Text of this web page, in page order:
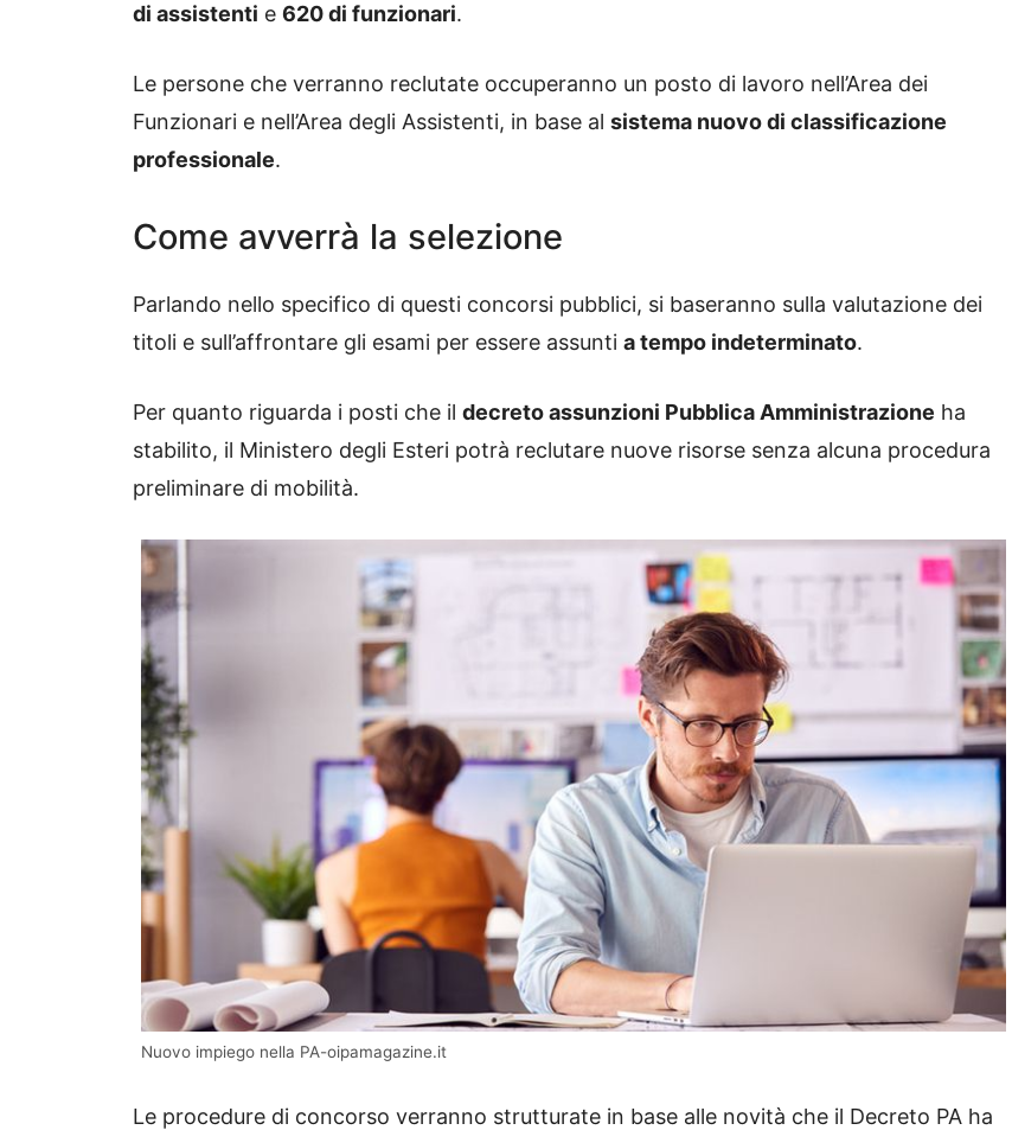
di assistenti e 620 di funzionari.
Le persone che verranno reclutate occuperanno un posto di lavoro nell’Area dei
Funzionari e nell’Area degli Assistenti, in base al sistema nuovo di classificazione
professionale.
Come avverrà la selezione
Parlando nello specifico di questi concorsi pubblici, si baseranno sulla valutazione dei
titoli e sull’affrontare gli esami per essere assunti a tempo indeterminato.
Per quanto riguarda i posti che il decreto assunzioni Pubblica Amministrazione ha
stabilito, il Ministero degli Esteri potrà reclutare nuove risorse senza alcuna procedura
preliminare di mobilità.
Nuovo impiego nella PA-oipamagazine.it
Le procedure di concorso verranno strutturate in base alle novità che il Decreto PA ha